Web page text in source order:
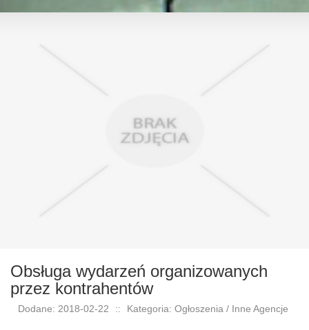
Obsługa wydarzeń organizowanych
przez kontrahentów
Dodane: 2018-02-22 :: Kategoria: Ogłoszenia / Inne Agencje